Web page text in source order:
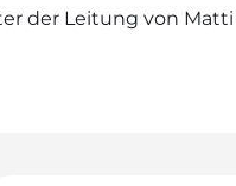
der Leitung von Matti